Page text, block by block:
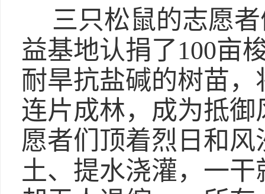
三只松鼠的志愿
益基地认捐了100亩
耐旱抗盐碱的树苗
连片成林，成为抵
愿者们顶着烈日和
土、提水浇灌，一